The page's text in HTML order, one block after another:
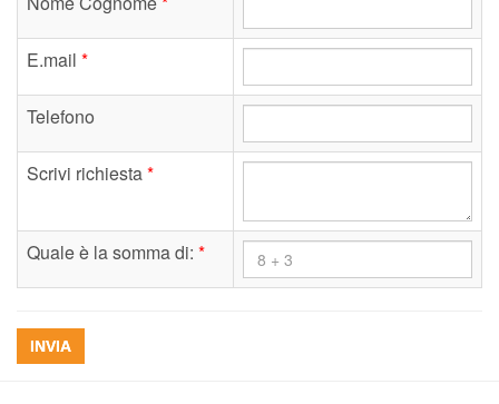
E.mail *
Telefono
Scrivi richiesta*
Quale è la somma di: *
INVIA